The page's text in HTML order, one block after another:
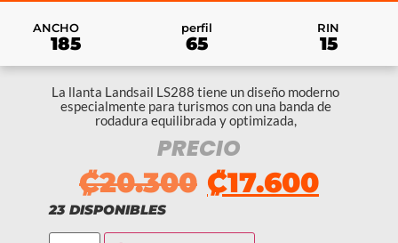
ANCHO
185
perfil
65
RIN
15
La llanta Landsail LS288 tiene un diseño moderno
especialmente para turismos con una banda de
rodadura equilibrada y optimizada,
PRECIO
₡20.300 ₡17.600
23 DISPONIBLES